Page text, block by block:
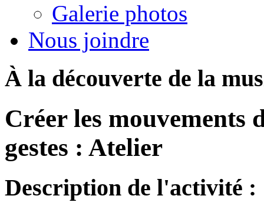
Galerie photos
Nous joindre
À la découverte de la
Créer les mouvements
gestes : Atelier
Description de l'activité :